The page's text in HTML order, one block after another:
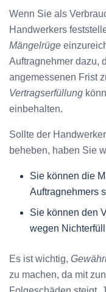
Wenn Sie als
Handwerkers
Mängelrüge
Auftragnehmer dazu,
angemessenen Frist
Vertragserfüllung
einbehalten.
Sollte der
beheben, haben Sie
Sie können die
Auftragnehmers
Sie können den
wegen
Es ist wichtig,
zu machen, da mit